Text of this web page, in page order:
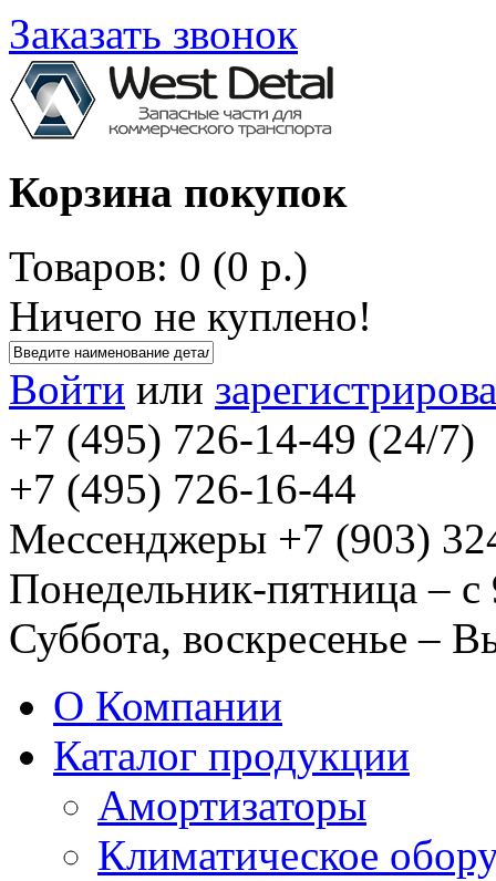
Заказать звонок
Корзина покупок
Товаров: 0 (0 р.)
Ничего не куплено!
Войти или
+7 (495) 726-14-49 (24/7)
+7 (495) 726-16-44
Мессенджеры +7 (903)
Понедельник-пятница –
Суббота, воскресенье –
О Компании
Каталог продукции
Амортизаторы
Климатическое